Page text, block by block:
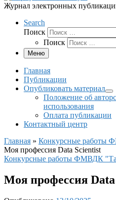
Журнал электронных
Search
Поиск
Поиск
Меню
Главная
Публикации
Опубликовать материал
Положение об
использования
Оплата публикации
Контактный центр
Главная » Конкурсные работы
Моя профессия Data Scientist
Конкурсные работы ФМВДК
Моя профессия